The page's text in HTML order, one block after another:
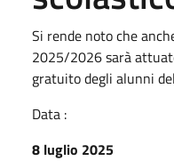
Si rende noto che
2025/2026 sarà
gratuito degli alunni
Data :
8 luglio 2025